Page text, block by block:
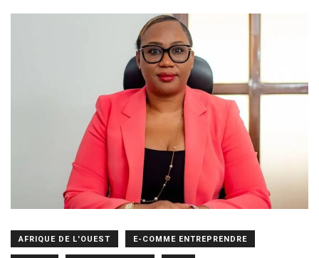
AFRIQUE DE L'OUEST E-COMME ENTREPRENDRE